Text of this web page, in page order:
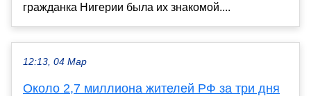
гражданка Нигерии была их знакомой....
12:13, 04 Мар
Около 2,7 миллиона жителей РФ за три дня